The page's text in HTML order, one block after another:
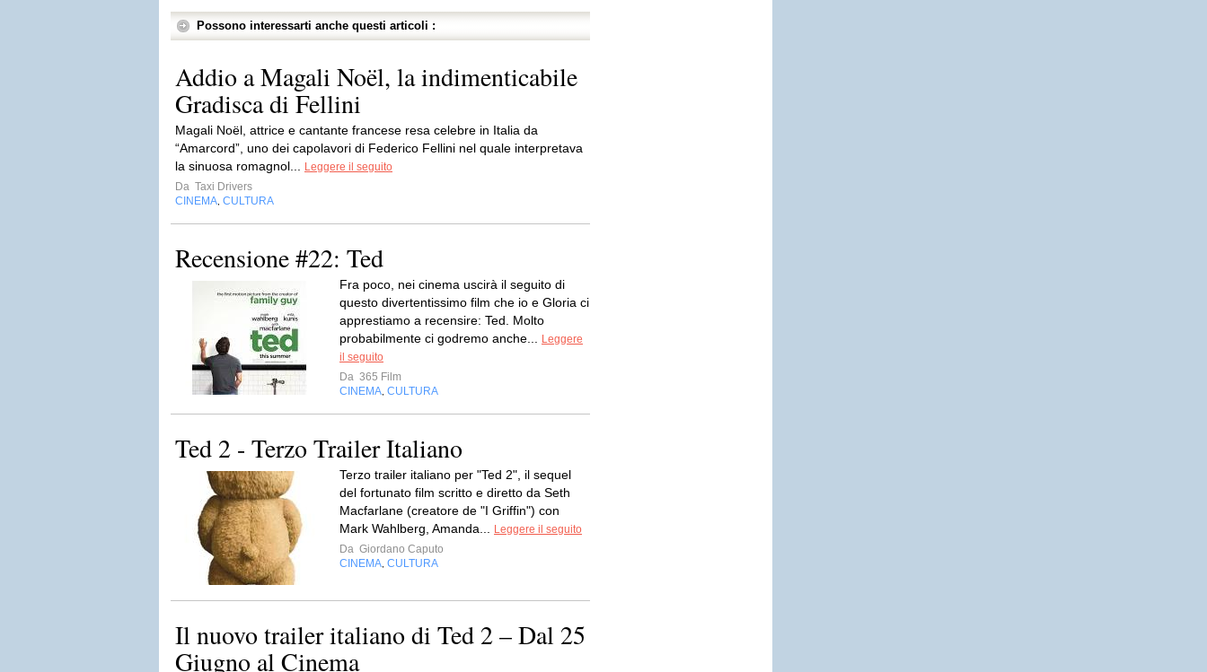
Possono interessarti anche questi articoli :
Addio a Magali Noël, la indimenticabile
Gradisca di Fellini
Magali Noël, attrice e cantante francese resa celebre in Italia da
“Amarcord”, uno dei capolavori di Federico Fellini nel quale interpretava
la sinuosa romagnol...
Leggere il seguito
Da Taxi Drivers
CINEMA CULTURA
Recensione #22: Ted
Fra poco, nei cinema uscirà il seguito di
questo divertentissimo film che io e Gloria ci
apprestiamo a recensire: Ted. Molto
probabilmente ci godremo anche...
Leggere
il seguito
Da 365 Film
CINEMA CULTURA
Ted 2 - Terzo Trailer Italiano
Terzo trailer italiano per "Ted 2", il sequel
del fortunato film scritto e diretto da Seth
Macfarlane (creatore de "I Griffin") con
Mark Wahlberg, Amanda...
Leggere il seguito
Da Giordano Caputo
CINEMA CULTURA
Il nuovo trailer italiano di Ted 2 – Dal 25
Giugno al Cinema